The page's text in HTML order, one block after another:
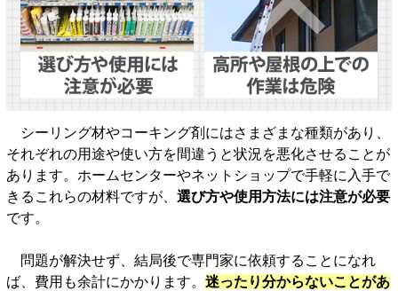
シーリング材やコーキング剤にはさまざまな種類があり、
それぞれの用途や使い方を間違うと状況を悪化させることが
あります。ホームセンターやネットショップで手軽に入手で
きるこれらの材料ですが、 選び方や使用方法には注意が必要
です。
問題が解決せず、結局後で専門家に依頼することになれ
ば、費用も余計にかかります。 迷ったり分からないことがあ